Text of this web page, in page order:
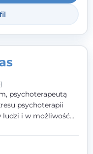
psychoterapeutą
psychoterapii
ludzi i w możliwość
ich życiu. Bardzo
o tym, że każdy z nas,
na swoje